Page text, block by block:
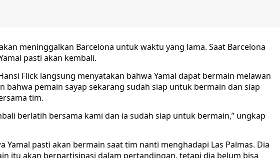
meninggalkan Barcelona untuk waktu yang lama. Saat Barcelona
pasti akan kembali.
Flick langsung menyatakan bahwa Yamal dapat bermain melawan
bahwa pemain sayap sekarang sudah siap untuk bermain dan siap
tim.
berlatih bersama kami dan ia sudah siap untuk bermain,” ungkap
Yamal pasti akan bermain saat tim nanti menghadapi Las Palmas. Dia
itu akan berpartisipasi dalam pertandingan, tetapi dia belum bisa